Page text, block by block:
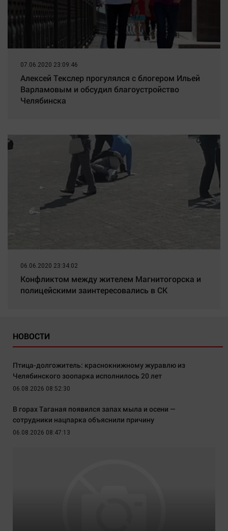
07.06.2020 23:09:46
Алексей Текслер прогулялся с блогером Ильей
Варламовым и обсудил благоустройство
Челябинска
06.06.2020 23:34:02
Конфликтом между жителем Магнитогорска и
полицейскими заинтересовались в СК
НОВОСТИ
Птица-долгожитель: краснокнижному журавлю из
Челябинского зоопарка исполнилось 20 лет
06.08.2026 08:52:30
В горах Таганая появился запах мыла и осени —
сотрудники нацпарка объяснили причину
06.08.2026 08:47:13